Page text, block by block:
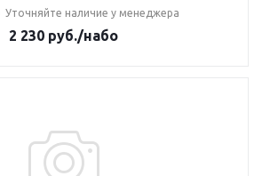
Уточняйте наличие у менеджера
2 230 руб./набо